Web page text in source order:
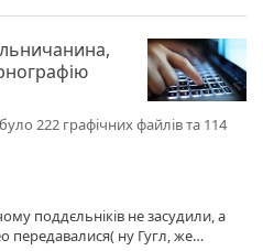
222 графічних файлів та 114
поддєльніків не засудили, а
передавалися( ну Гугл, же